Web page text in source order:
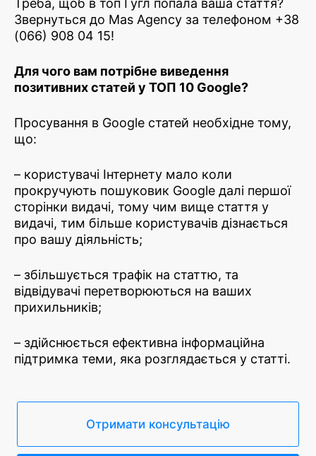
Треба, щоб в топ Гугл попала ваша стаття?
Звернуться до Mas Agency за телефоном +38
(066) 908 04 15!
Для чого вам потрібне виведення
позитивних статей у ТОП 10 Google?
Просування в Google статей необхідне тому,
що:
– користувачі Інтернету мало коли
прокручують пошуковик Google далі першої
сторінки видачі, тому чим вище стаття у
видачі, тим більше користувачів дізнається
про вашу діяльність;
– збільшується трафік на статтю, та
відвідувачі перетворюються на ваших
прихильників;
– здійснюється ефективна інформаційна
підтримка теми, яка розглядається у статті.
Отримати консультацію